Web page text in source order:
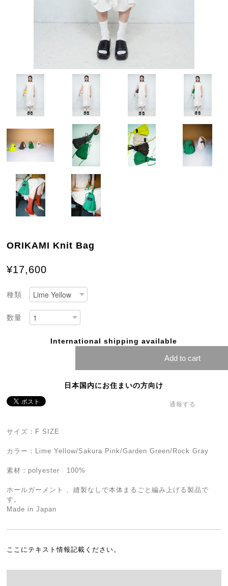
ORIKAMI Knit Bag
¥17,600
種類
数量
International shipping available
Add to cart
日本国内にお住まいの方向け
通報する
サイズ：F SIZE
カラー：Lime Yellow/Sakura Pink/Garden Green/Rock Gray
素材：polyester 100%
ホールガーメント 、縫製なしで本体まるごと編み上げる製品で
す。
Made in Japan
ここにテキスト情報記載ください。